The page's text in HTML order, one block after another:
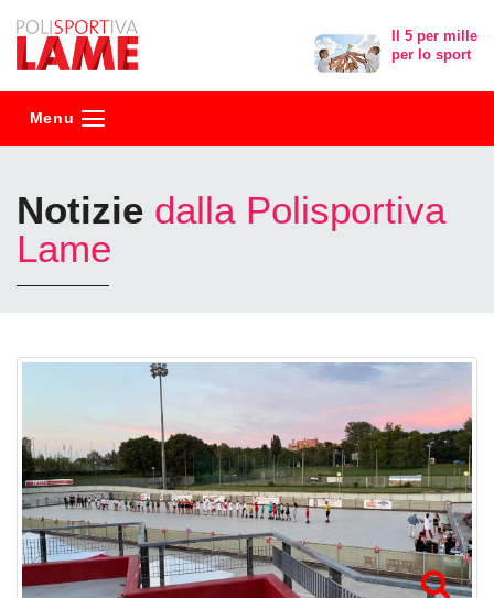
Polisportiva
Lame
Il 5 per mille
per lo sport
Menu
Notizie dalla Polisportiva
Lame